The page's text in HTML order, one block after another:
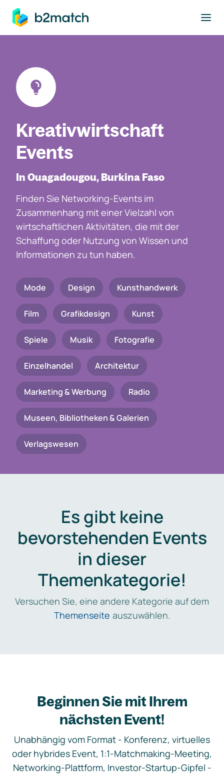
springen
Kreativwirtschaft
Events
In Ouagadougou, Burkina Faso
Finden Sie Networking-Events im
Zusammenhang mit einer Vielzahl von
wirtschaftlichen Aktivitäten, die mit der
Schaffung oder Nutzung von Wissen und
Informationen zu tun haben.
Mode Design Kunsthandwerk
Film Grafikdesign Kunst
Spiele Musik Fotografie
Einzelhandel Architektur
Marketing & Werbung Radio
Museen, Bibliotheken & Galerien
Verlagswesen
Es gibt keine
bevorstehenden Events
in dieser
Themenkategorie!
Versuchen Sie, eine andere Kategorie auf dem
Themenseite auszuwählen.
Beginnen Sie mit Ihrem
nächsten Event!
Unabhängig vom Format - Konferenz, virtuelles
oder hybrides Event, 1:1-Matchmaking-Meeting,
Networking-Plattform, Investor-Startup-Gipfel -